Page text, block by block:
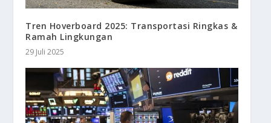
Tren Hoverboard 2025: Transportasi Ringkas &
Ramah Lingkungan
29 Juli 2025